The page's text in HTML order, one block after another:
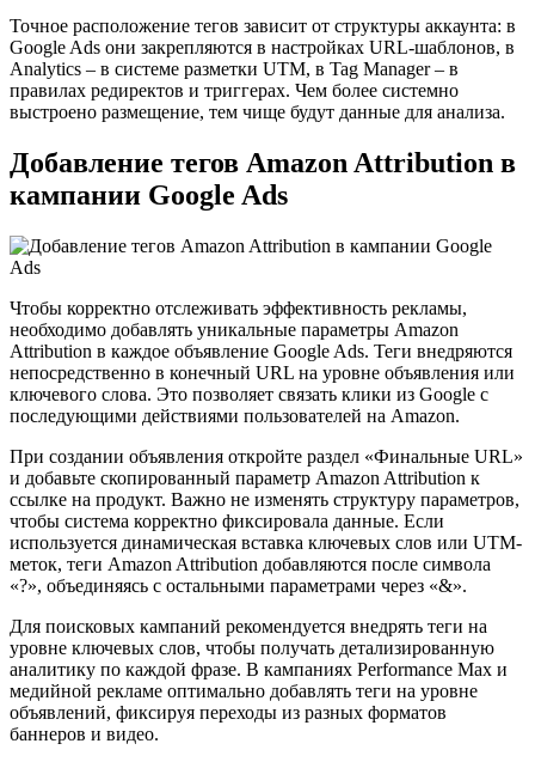
Точное расположение тегов зависит от структуры аккаунта: в
Google Ads они закрепляются в настройках URL-шаблонов, в
Analytics – в системе разметки UTM, в Tag Manager – в
правилах редиректов и триггерах. Чем более системно
выстроено размещение, тем чище будут данные для анализа.
Добавление тегов Amazon Attribution в
кампании Google Ads
Чтобы корректно отслеживать эффективность рекламы,
необходимо добавлять уникальные параметры Amazon
Attribution в каждое объявление Google Ads. Теги внедряются
непосредственно в конечный URL на уровне объявления или
ключевого слова. Это позволяет связать клики из Google с
последующими действиями пользователей на Amazon.
При создании объявления откройте раздел «Финальные URL»
и добавьте скопированный параметр Amazon Attribution к
ссылке на продукт. Важно не изменять структуру параметров,
чтобы система корректно фиксировала данные. Если
используется динамическая вставка ключевых слов или UTM-
меток, теги Amazon Attribution добавляются после символа
«?», объединяясь с остальными параметрами через «&».
Для поисковых кампаний рекомендуется внедрять теги на
уровне ключевых слов, чтобы получать детализированную
аналитику по каждой фразе. В кампаниях Performance Max и
медийной рекламе оптимально добавлять теги на уровне
объявлений, фиксируя переходы из разных форматов
баннеров и видео.